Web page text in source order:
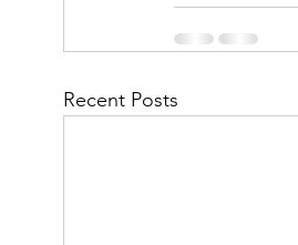
Recent Posts